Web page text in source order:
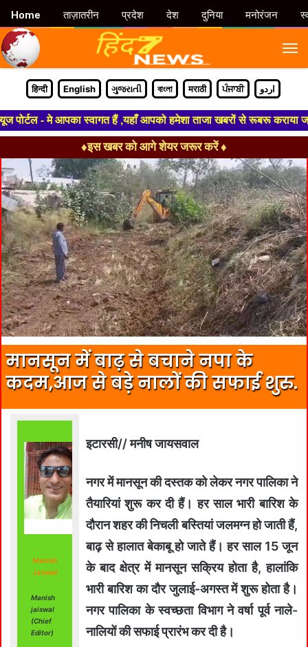
हिन्दी English ગુજરાતી বাংলা मराठी ਪੰਜਾਬੀ اردو
- मे आपका स्वागत हैं ,यहाँ आपको हमेशा ताजा खबरों से रूबरू कराया
♦इस खबर को आगे शेयर जरूर करें ♦
मानसून में बाढ़ से बचाने नपा के
कदम,आज से बड़े नालों की सफाई शुरु.
Manish
Jaiswal
Manish
jaiswal
(Chief
Editor)
इटारसी// मनीष जायसवाल
नगर में मानसून की दस्तक को लेकर नगर पालिका ने
तैयारियां शुरू कर दी हैं। हर साल भारी बारिश के
दौरान शहर की निचली बस्तियां जलमग्न हो जाती हैं,
बाढ़ से हालात बेकाबू हो जाते हैं। हर साल 15 जून
के बाद क्षेत्र में मानसून सक्रिय होता है, हालांकि
भारी बारिश का दौर जुलाई-अगस्त में शुरू होता है।
नगर पालिका के स्वच्छता विभाग ने वर्षा पूर्व नाले-
नालियों की सफाई प्रारंभ कर दी है।
Home ताज़ातरीन प्रदेश देश दुनिया मनोरंजन